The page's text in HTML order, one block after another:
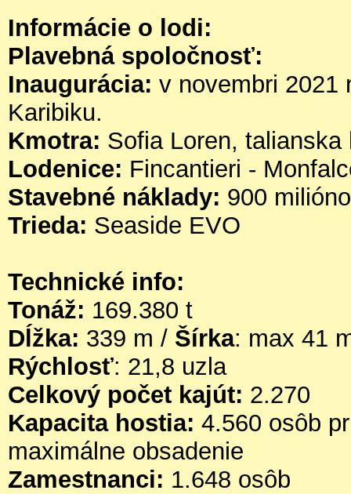
Informácie o lodi:
Plavebná spoločnosť:
Inaugurácia: v novembri 2021
Karibiku.
Kmotra: Sofia Loren, talianska
Lodenice: Fincantieri -
Stavebné náklady: 900
Trieda: Seaside EVO
Technické info:
Tonáž: 169.380 t
Dĺžka: 339 m / Šírka: max 41
Rýchlosť: 21,8 uzla
Celkový počet kajút: 2.270
Kapacita hostia: 4.560 osôb
maximálne obsadenie
Zamestnanci: 1.648 osôb